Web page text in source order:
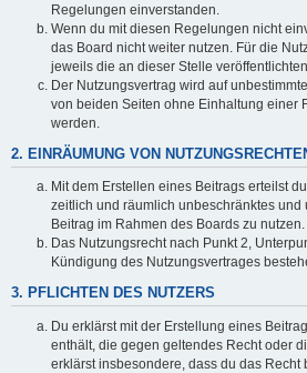
Regelungen einverstanden.
Wenn du mit diesen Regelungen nicht
das Board nicht weiter nutzen. Für die
jeweils die an dieser Stelle
Der Nutzungsvertrag wird auf
von beiden Seiten ohne Einhaltung einer
werden.
2. EINRÄUMUNG VON
Mit dem Erstellen eines Beitrags erteilst
zeitlich und räumlich unbeschränktes
Beitrag im Rahmen des Boards zu nutzen.
Das Nutzungsrecht nach Punkt 2,
Kündigung des Nutzungsvertrages
3. PFLICHTEN DES NUTZERS
Du erklärst mit der Erstellung eines
enthält, die gegen geltendes Recht oder
erklärst insbesondere, dass du das Recht